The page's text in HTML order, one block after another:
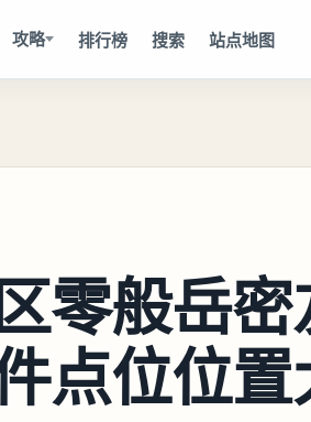
攻略 排行榜 搜索 站点地图
零般岳
点位位